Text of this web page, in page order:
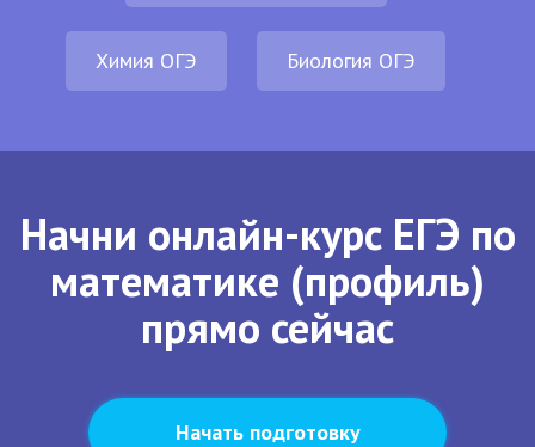
Химия ОГЭ Биология ОГЭ
Начни онлайн-курс ЕГЭ по
математике (профиль)
прямо сейчас
Начать подготовку